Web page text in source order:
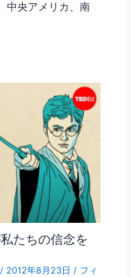
中央アメリカ、南
たちの信念を
/ 2012年8月23日/ フィ